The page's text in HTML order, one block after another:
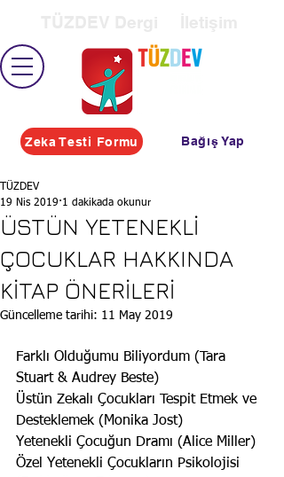
Zeka Testi Formu Bağış Yap
ÜSTÜN YETENEKLİ
ÇOCUKLAR HAKKINDA
KİTAP ÖNERİLERİ
TÜZDEV
19 Nis 2019 1 dakikada okunur
Güncelleme tarihi: 11 May 2019
Farklı Olduğumu Biliyordum (Tara
Stuart & Audrey Beste)
Üstün Zekalı Çocukları Tespit Etmek ve
Desteklemek (Monika Jost)
Yetenekli Çocuğun Dramı (Alice Miller)
Özel Yetenekli Çocukların Psikolojisi